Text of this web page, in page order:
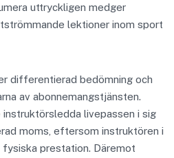
uttryckligen medger
lektioner inom sport
differentierad bedömning och
av abonnemangstjänsten.
livepassen i sig
moms, eftersom instruktören i
prestation. Däremot